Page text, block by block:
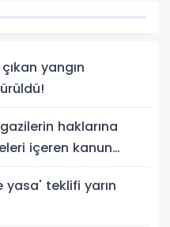
yangın
haklarına
içeren kanun
yasa' teklifi yarın